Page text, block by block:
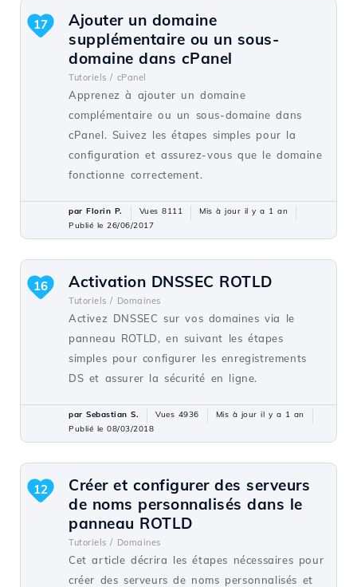
Ajouter un domaine
supplémentaire ou un sous-
domaine dans cPanel
Tutoriels / cPanel
Apprenez à ajouter un domaine
complémentaire ou un sous-domaine dans
cPanel. Suivez les étapes simples pour la
configuration et assurez-vous que le domaine
fonctionne correctement.
17
par Florin P. Vues 8111
Mis à jour il y a 1 an
Publié le 26/06/2017
Activation DNSSEC ROTLD
Tutoriels / Domaines
Activez DNSSEC sur vos domaines via le
panneau ROTLD, en suivant les étapes
simples pour configurer les enregistrements
DS et assurer la sécurité en ligne.
16
par Sebastian S. Vues 4936
Mis à jour il y a 1 an
Publié le 08/03/2018
Créer et configurer des serveurs
de noms personnalisés dans le
panneau ROTLD
Tutoriels / Domaines
Cet article décrira les étapes nécessaires pour
créer des serveurs de noms personnalisés et
12